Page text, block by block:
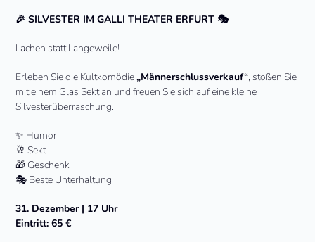
🎉 SILVESTER IM GALLI THEATER ERFURT 🎭
Lachen statt Langeweile!
Erleben Sie die Kultkomödie„Männerschlussverkauf“, stoßen Sie
mit einem Glas Sekt an und freuen Sie sich auf eine kleine
Silvesterüberraschung.
✨ Humor
🥂 Sekt
🎁 Geschenk
🎭 Beste Unterhaltung
31. Dezember | 17 Uhr
Eintritt: 65 €